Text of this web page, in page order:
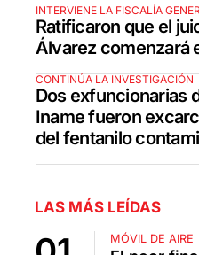
INTERVIENE LA FISCALÍA
Ratificaron que el
Álvarez comenzará
CONTINÚA LA INVESTIGACIÓN
Dos exfuncionarias
Iname fueron
del fentanilo
LAS MÁS LEÍDAS
MÓVIL DE AIRE